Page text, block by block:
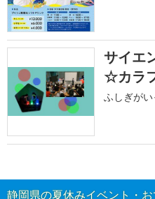
サイエ
☆カラ
ふしぎが
静岡県の夏休みイベント・